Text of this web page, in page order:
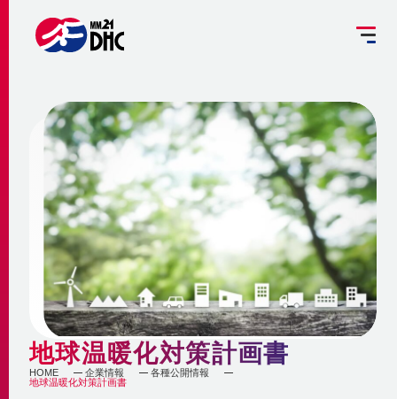
設備管理受託のご案内
お客さま専用ページ
JP EN 大
INFORMATION
お知らせ
メディア
更新情報
熱供給
ご挨拶
みなとみらい21熱供給のサステナビリティ
脱炭素への取組み
脱炭素関連サービスの提供
最新鋭設備の導入
省エネ・省コストの両立
事業概要 ～地域冷暖房とは～
地域冷暖房の仕組み
個別冷暖房との相違点
地域冷暖房の特性
企業情報
会社概要
事業沿革
メニューを閉じる
地球温暖化対策計画書
HOME 企業情報
各種公開情報
地球温暖化対策計画書